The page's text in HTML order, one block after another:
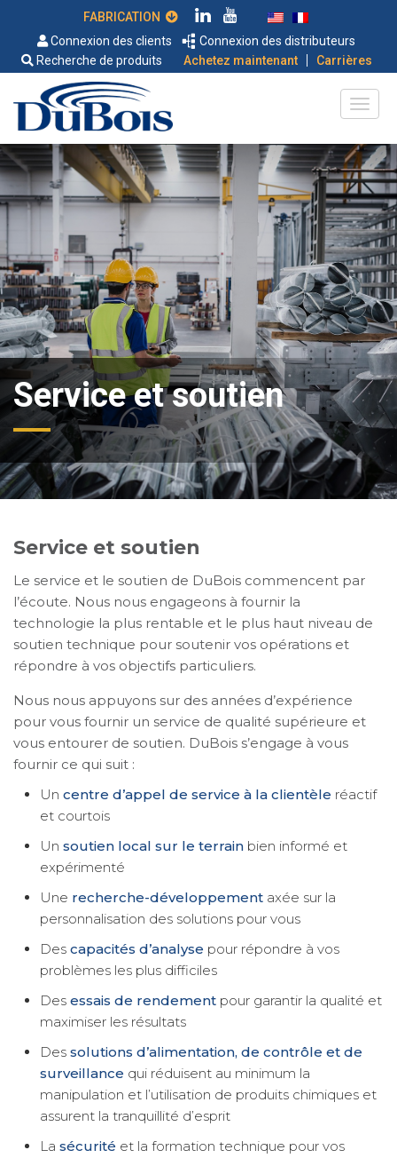
Connexion des clients
Connexion des distributeurs
Recherche de produits
Achetez maintenant | Carrières
Service et soutien
Service et soutien
Le service et le soutien de DuBois commencent par
l’écoute. Nous nous engageons à fournir la
technologie la plus rentable et le plus haut niveau de
soutien technique pour soutenir vos opérations et
répondre à vos objectifs particuliers.
Nous nous appuyons sur des années d’expérience
pour vous fournir un service de qualité supérieure et
vous entourer de soutien. DuBois s’engage à vous
fournir ce qui suit :
Un centre d’appel de service à la clientèle réactif
et courtois
Un soutien local sur le terrain bien informé et
expérimenté
Une recherche-développement axée sur la
personnalisation des solutions pour vous
Des capacités d’analyse pour répondre à vos
problèmes les plus difficiles
Des essais de rendement pour garantir la qualité et
maximiser les résultats
Des solutions d’alimentation, de contrôle et de
surveillance qui réduisent au minimum la
manipulation et l’utilisation de produits chimiques et
assurent la tranquillité d’esprit
La sécurité et la formation technique pour vos